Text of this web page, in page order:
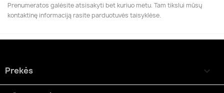
Prenumeratos galėsite atsisakyti bet kuriuo metu. Tam tikslui mūsų
kontaktinę informaciją rasite parduotuvės taisyklėse.
Prekės 